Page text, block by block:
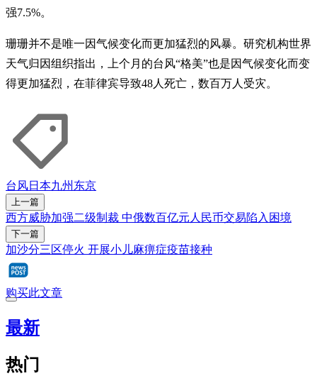
强7.5%。
珊珊并不是唯一因气候变化而更加猛烈的风暴。研究机构世界
天气归因组织指出，上个月的台风“格美”也是因气候变化而变
得更加猛烈，在菲律宾导致48人死亡，数百万人受灾。
台风日本九州 东京
上一篇
西方威胁加强二级制裁 中俄数百亿元人民币交易陷入困境
下一篇
加沙分三区停火 开展小儿麻痹症疫苗接种
购买此文章
最新
热门